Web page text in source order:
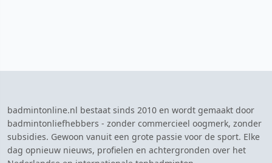
badmintonline.nl bestaat sinds 2010 en wordt gemaakt door
badmintonliefhebbers - zonder commercieel oogmerk, zonder
subsidies. Gewoon vanuit een grote passie voor de sport. Elke
dag opnieuw nieuws, profielen en achtergronden over het